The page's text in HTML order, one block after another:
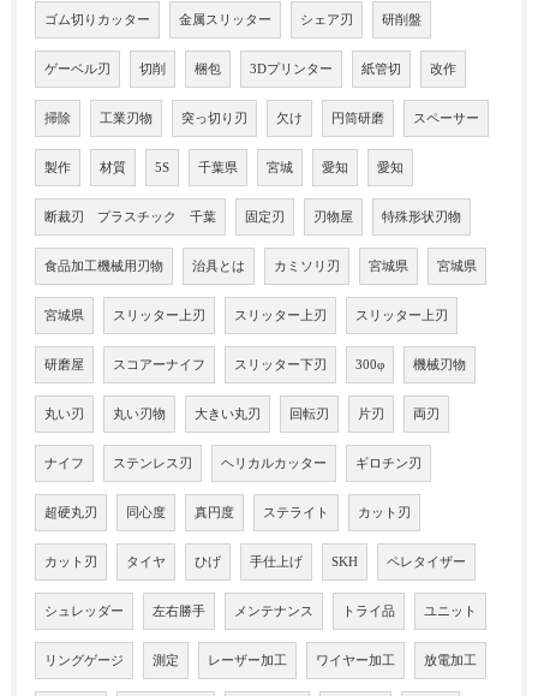
ゴム切りカッター 金属スリッター シェア刃 研削盤
ゲーベル刃 切削 梱包 3Dプリンター 紙管切 改作
掃除 工業刃物 突っ切り刃 欠け 円筒研磨 スペーサー
製作 材質 5S 千葉県 宮城 愛知 愛知
断裁刃 プラスチック 千葉 固定刃 刃物屋 特殊形状刃物
食品加工機械用刃物 治具とは カミソリ刃 宮城県 宮城県
宮城県 スリッター上刃 スリッター上刃 スリッター上刃
研磨屋 スコアーナイフ スリッター下刃 300φ 機械刃物
丸い刃 丸い刃物 大きい丸刃 回転刃 片刃 両刃
ナイフ ステンレス刃 ヘリカルカッター ギロチン刃
超硬丸刃 同心度 真円度 ステライト カット刃
カット刃 タイヤ ひげ 手仕上げ SKH ペレタイザー
シュレッダー 左右勝手 メンテナンス トライ品 ユニット
リングゲージ 測定 レーザー加工 ワイヤー加工 放電加工